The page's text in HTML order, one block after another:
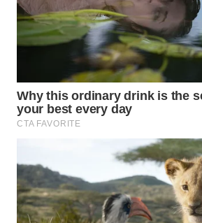
WAHANA
HEALTH
DESA
WISATA
Wahana
Network